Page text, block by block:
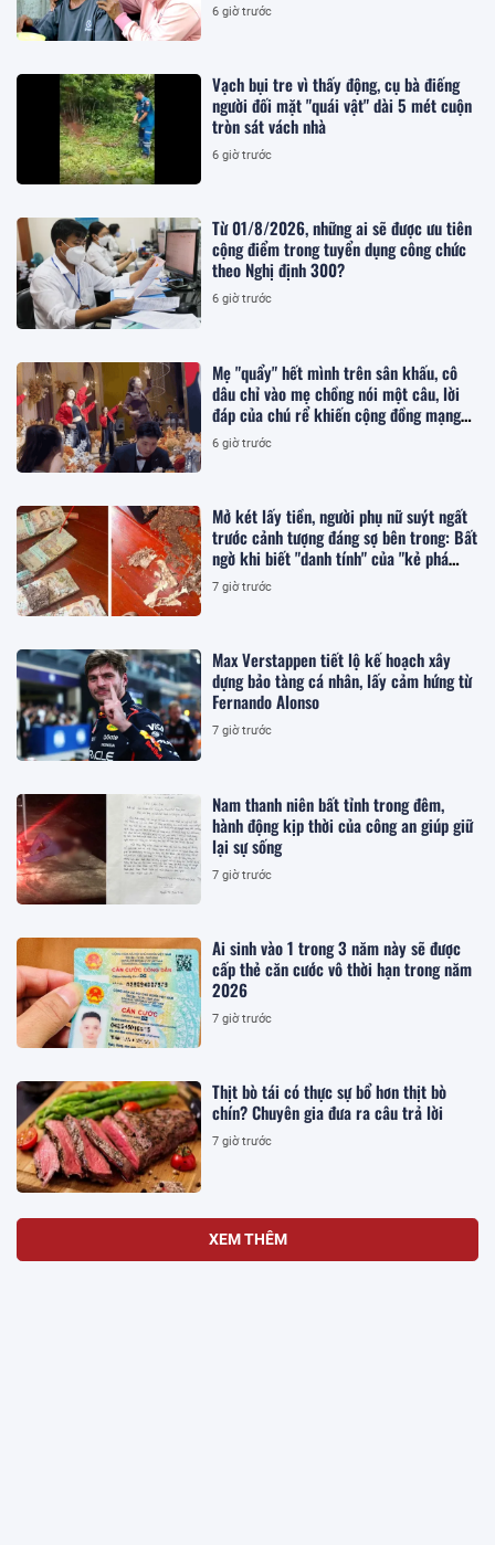
6 giờ trước
Vạch bụi tre vì thấy động, cụ bà điếng
người đối mặt "quái vật" dài 5 mét cuộn
tròn sát vách nhà
6 giờ trước
Từ 01/8/2026, những ai sẽ được ưu tiên
cộng điểm trong tuyển dụng công chức
theo Nghị định 300?
6 giờ trước
Mẹ "quẩy" hết mình trên sân khấu, cô
dâu chỉ vào mẹ chồng nói một câu, lời
đáp của chú rể khiến cộng đồng mạng
"tan chảy"
6 giờ trước
Mở két lấy tiền, người phụ nữ suýt ngất
trước cảnh tượng đáng sợ bên trong: Bất
ngờ khi biết "danh tính" của "kẻ phá
hoại"
7 giờ trước
Max Verstappen tiết lộ kế hoạch xây
dựng bảo tàng cá nhân, lấy cảm hứng từ
Fernando Alonso
7 giờ trước
Nam thanh niên bất tỉnh trong đêm,
hành động kịp thời của công an giúp giữ
lại sự sống
7 giờ trước
Ai sinh vào 1 trong 3 năm này sẽ được
cấp thẻ căn cước vô thời hạn trong năm
2026
7 giờ trước
Thịt bò tái có thực sự bổ hơn thịt bò
chín? Chuyên gia đưa ra câu trả lời
7 giờ trước
XEM THÊM